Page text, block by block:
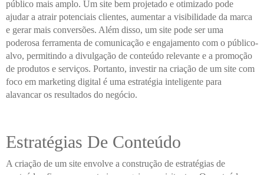
público mais amplo. Um site bem projetado e otimizado pode
ajudar a atrair potenciais clientes, aumentar a visibilidade da marca
e gerar mais conversões. Além disso, um site pode ser uma
poderosa ferramenta de comunicação e engajamento com o público-
alvo, permitindo a divulgação de conteúdo relevante e a promoção
de produtos e serviços. Portanto, investir na criação de um site com
foco em marketing digital é uma estratégia inteligente para
alavancar os resultados do negócio.
Estratégias De Conteúdo
A criação de um site envolve a construção de estratégias de